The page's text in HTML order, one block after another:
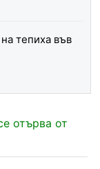
тепиха във
отърва от